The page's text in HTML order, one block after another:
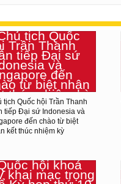
tịch Quốc hội Trần Thanh
tiếp Đại sứ Indonesia và
đến chào từ biệt
kết thúc nhiệm kỳ